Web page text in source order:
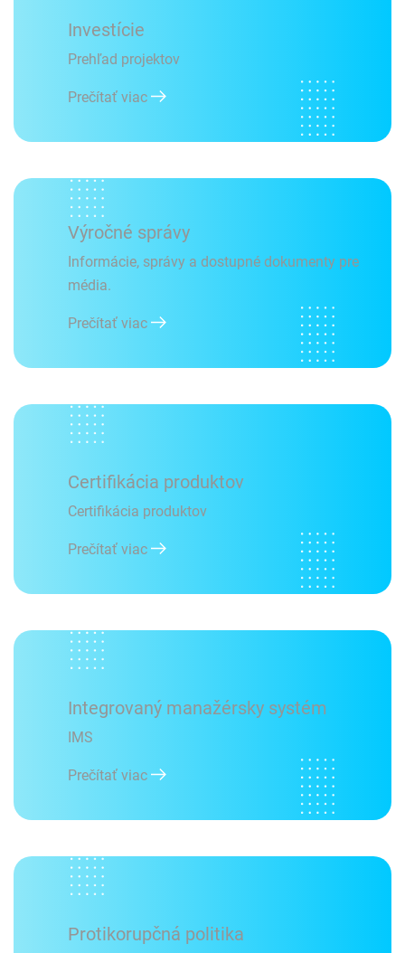
Investície
Prehľad projektov
Prečítať viac
Výročné správy
Informácie, správy a dostupné dokumenty pre
média.
Prečítať viac
Certifikácia produktov
Certifikácia produktov
Prečítať viac
Integrovaný manažérsky systém
IMS
Prečítať viac
Protikorupčná politika